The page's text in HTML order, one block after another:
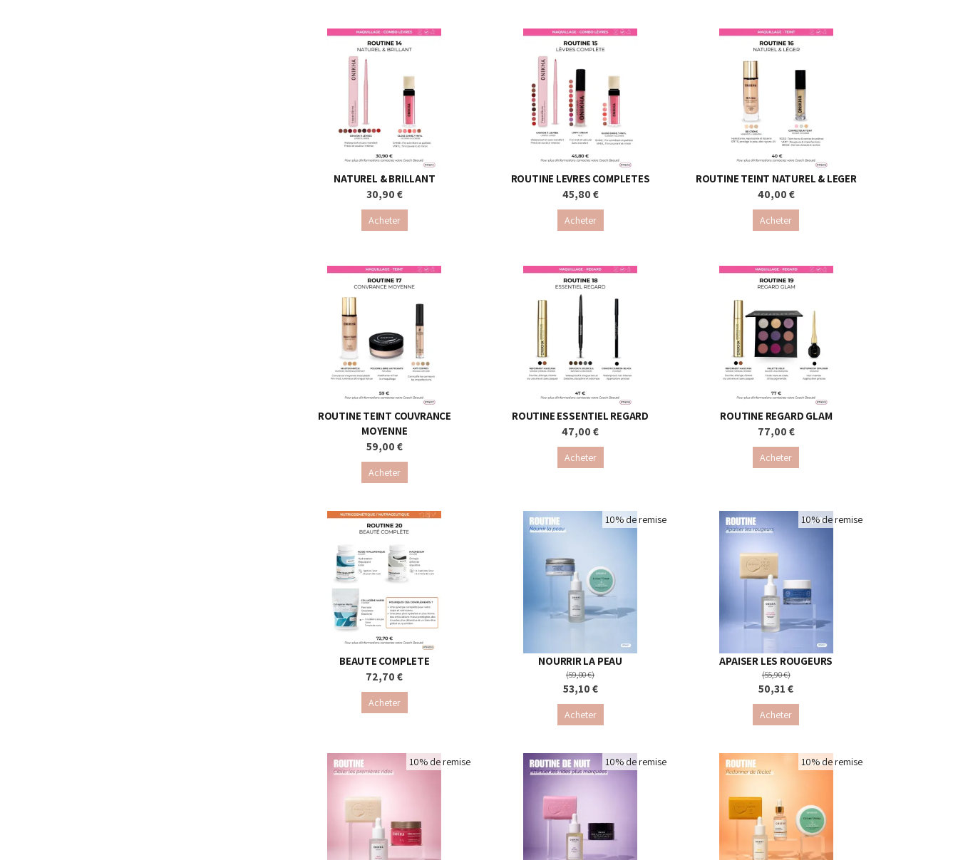
NATUREL & BRILLANT
30,90 €
Acheter
ROUTINE LEVRES COMPLETES
45,80 €
Acheter
ROUTINE TEINT NATUREL & LEGER
40,00 €
Acheter
ROUTINE TEINT COUVRANCE
MOYENNE
59,00 €
Acheter
ROUTINE ESSENTIEL REGARD
47,00 €
Acheter
ROUTINE REGARD GLAM
77,00 €
Acheter
BEAUTE COMPLETE
72,70 €
Acheter
10% de remise
NOURRIR LA PEAU
(59,00 €)
53,10 €
Acheter
10% de remise
APAISER LES ROUGEURS
(55,90 €)
50,31 €
Acheter
10% de remise 10% de remise 10% de remise